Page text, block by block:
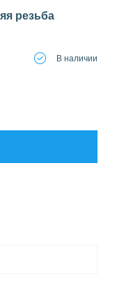
резьба
В наличии